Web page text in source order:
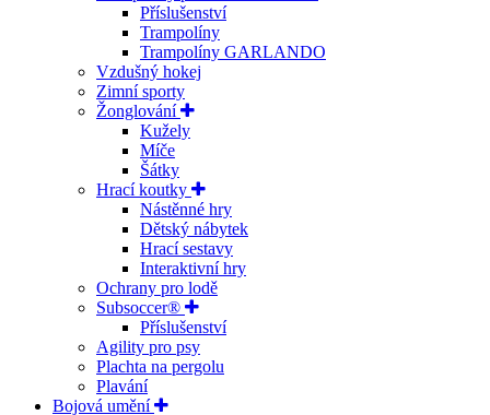
Příslušenství
Trampolíny
Trampolíny GARLANDO
Vzdušný hokej
Zimní sporty
Žonglování
Kužely
Míče
Šátky
Hrací koutky
Nástěnné hry
Dětský nábytek
Hrací sestavy
Interaktivní hry
Ochrany pro lodě
Subsoccer®
Příslušenství
Agility pro psy
Plachta na pergolu
Plavání
Bojová umění